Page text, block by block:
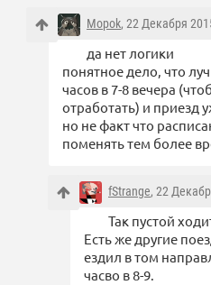
Mopok, 22 Декабря
да нет логики
понятное дело, что
часов в 7-8 вечера
отработать) и приезд
но не факт что
поменять тем более
fStrange, 22
Так пустой
Есть же другие
ездил в том
часво в 8-9.